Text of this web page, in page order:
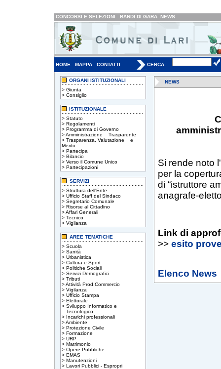
CONCORSI E SELEZIONI BANDI DI GARA NEWS
HOME MAPPA CONTATTI CERCA:
ORGANI ISTITUZIONALI
> Giunta
> Consiglio
ISTITUZIONALE
> Statuto
> Regolamenti
> Programma di Governo
>Amministrazione Trasparente
> Trasparenza, Valutazione e
Merito
> Partecipa
> Bilancio
> Verso il Comune Unico
> Partecipazioni
SERVIZI
> Struttura dell'Ente
> Ufficio Staff del Sindaco
> Segretario Comunale
> Risorse al Cittadino
>Affari Generali
> Tecnico
> Vigilanza
AREE TEMATICHE
> Scuola
> Sanità
> Urbanistica
> Cultura e Sport
> Politiche Sociali
> Servizi Demografici
> Tributi
>Attività Prod.Commercio
> Vigilanza
> Ufficio Stampa
> Elettorale
> Sviluppo Informatico e
Tecnologico
> Incarichi professionali
>Ambiente
> Protezione Civile
> Formazione
> URP
> Matrimonio
> Opere Pubbliche
> EMAS
> Manutenzioni
> Lavori Pubblici - Espropri
NEWS
Si rende noto
per la
di “istruttore
anagrafe-
Link di
>> esito
Elenco News